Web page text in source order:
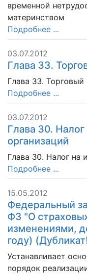
временной
материнством
Подробнее ...
03.07.2012
Глава 33.
Глава 33. Торговый
Подробнее ...
03.07.2012
Глава 30.
организаций
Глава 30. Налог на
Подробнее ...
15.05.2012
Федеральный
ФЗ "О
изменениями,
году)
Устанавливает
порядок